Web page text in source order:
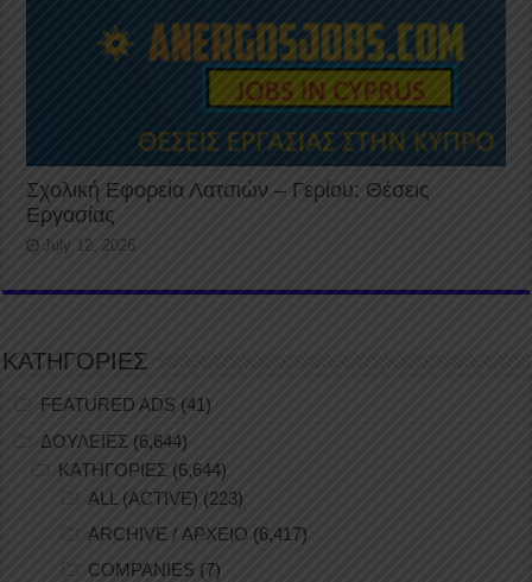
Σχολική Εφορεία Λατσιών – Γερίου: Θέσεις
Εργασίας
July 12, 2026
ΚΑΤΗΓΟΡΙΕΣ
FEATURED ADS (41)
ΔΟΥΛΕΙΕΣ (6,644)
ΚΑΤΗΓΟΡΙΕΣ (6,644)
ALL (ACTIVE) (223)
ARCHIVE / ΑΡΧΕΙΟ (6,417)
COMPANIES (7)